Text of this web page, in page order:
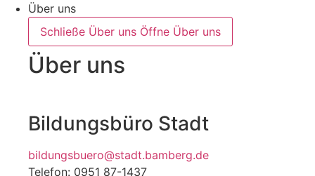
Über uns
Schließe Über uns Öffne Über uns
Über uns
Bildungsbüro Stadt
bildungsbuero@stadt.bamberg.de
Telefon: 0951 87-1437